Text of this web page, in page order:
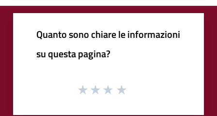
Quanto sono chiare le informazioni
su questa pagina?